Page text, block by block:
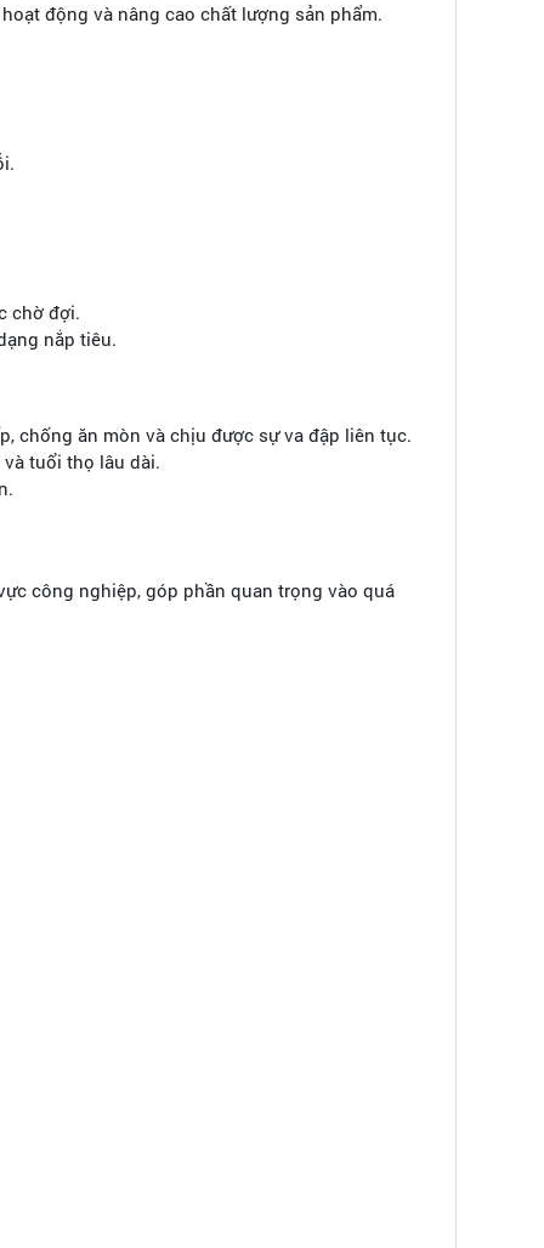
động và nâng cao chất lượng sản phẩm.
chờ đợi.
nắp tiêu.
chống ăn mòn và chịu được sự va đập liên tục.
tuổi thọ lâu dài.
công nghiệp, góp phần quan trọng vào quá